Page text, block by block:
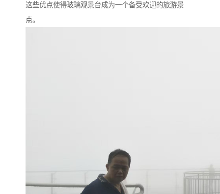
这些优点使得玻璃观景台成为一个备受欢迎的旅游景
点。